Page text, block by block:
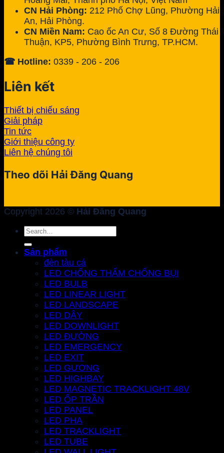
CN Hải Phòng: 212 Phố Chợ Lũng, Phường Hải
An, Hải Phòng.
CN Miền Nam: Cao ốc An Cư, Số 8 Đường Thái
Thuận, KP5, Phường Bình Trưng, TP.HCM.
☎ Hotline: 0339 - 206 - 206
Liên kết
Thiết bị chiếu sáng
Giải pháp
Tin tức
Giới thiệu công ty
Liên hệ chúng tôi
Theo dõi Hải Đăng Quang
Copyright 2026 © Hải Đăng Quang
Search
for:
Sản phẩm
đèn tàu cá
LED CHỐNG THẤM CHỐNG BỤI
LED BULB
LED LINEAR LIGHT
LED LANDSCAPE
LED DÂY
LED DOWNLIGHT
LED ĐƯỜNG
LED EMERGENCY
LED EXIT
LED GƯƠNG
LED HIGHBAY
LED MAGNETIC TRACKLIGHT 48V
LED ỐP TRẦN
LED PANEL
LED PHA
LED TRACKLIGHT
LED TUBE